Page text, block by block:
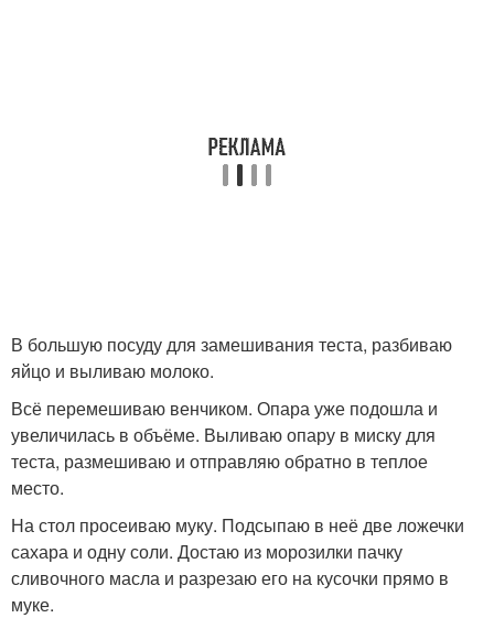
В большую посуду для замешивания теста, разбиваю
яйцо и выливаю молоко.
Всё перемешиваю венчиком. Опара уже подошла и
увеличилась в объёме. Выливаю опару в миску для
теста, размешиваю и отправляю обратно в теплое
место.
На стол просеиваю муку. Подсыпаю в неё две ложечки
сахара и одну соли. Достаю из морозилки пачку
сливочного масла и разрезаю его на кусочки прямо в
муке.